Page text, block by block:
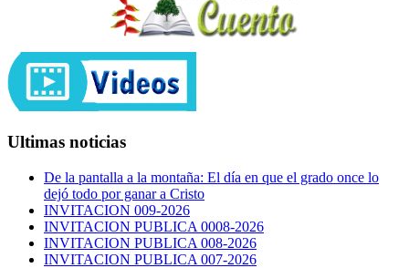
Ultimas noticias
De la pantalla a la montaña: El día en que el grado once lo
dejó todo por ganar a Cristo
INVITACION 009-2026
INVITACION PUBLICA 0008-2026
INVITACION PUBLICA 008-2026
INVITACION PUBLICA 007-2026